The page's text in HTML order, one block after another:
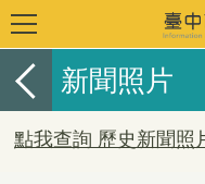
新聞照片
點我查詢 歷史新聞照